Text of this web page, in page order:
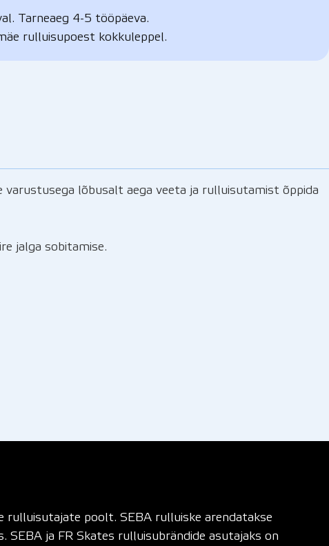
Tarneaeg 4-5 tööpäeva.
rulluisupoest kokkuleppel.
lõbusalt aega veeta ja rulluisutamist õppida
jalga sobitamise.
poolt. SEBA rulluiske arendatakse
ja FR Skates rulluisubrändide asutajaks on